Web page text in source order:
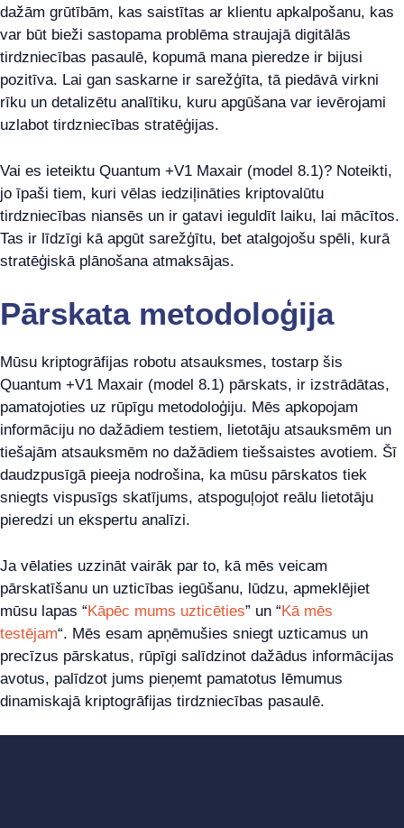
dažām grūtībām, kas saistītas ar klientu apkalpošanu, kas
var būt bieži sastopama problēma straujajā digitālās
tirdzniecības pasaulē, kopumā mana pieredze ir bijusi
pozitīva. Lai gan saskarne ir sarežģīta, tā piedāvā virkni
rīku un detalizētu analītiku, kuru apgūšana var ievērojami
uzlabot tirdzniecības stratēģijas.
Vai es ieteiktu Quantum +V1 Maxair (model 8.1)? Noteikti,
jo īpaši tiem, kuri vēlas iedziļināties kriptovalūtu
tirdzniecības niansēs un ir gatavi ieguldīt laiku, lai mācītos.
Tas ir līdzīgi kā apgūt sarežģītu, bet atalgojošu spēli, kurā
stratēģiskā plānošana atmaksājas.
Pārskata metodoloģija
Mūsu kriptogrāfijas robotu atsauksmes, tostarp šis
Quantum +V1 Maxair (model 8.1) pārskats, ir izstrādātas,
pamatojoties uz rūpīgu metodoloģiju. Mēs apkopojam
informāciju no dažādiem testiem, lietotāju atsauksmēm un
tiešajām atsauksmēm no dažādiem tiešsaistes avotiem. Šī
daudzpusīgā pieeja nodrošina, ka mūsu pārskatos tiek
sniegts vispusīgs skatījums, atspoguļojot reālu lietotāju
pieredzi un ekspertu analīzi.
Ja vēlaties uzzināt vairāk par to, kā mēs veicam
pārskatīšanu un uzticības iegūšanu, lūdzu, apmeklējiet
mūsu lapas “Kāpēc mums uzticēties” un “Kā mēs
testējam“. Mēs esam apņēmušies sniegt uzticamus un
precīzus pārskatus, rūpīgi salīdzinot dažādus informācijas
avotus, palīdzot jums pieņemt pamatotus lēmumus
dinamiskajā kriptogrāfijas tirdzniecības pasaulē.